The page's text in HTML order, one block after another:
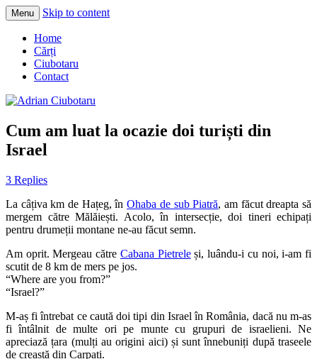
Adrian Ciubotaru
Menu Skip to content
Home
Cărți
Ciubotaru
Contact
Cum am luat la ocazie doi turiști din
Israel
3 Replies
La câțiva km de Hațeg, înOhaba de sub Piatră, am făcut dreapta să
mergem către Mălăiești. Acolo, în intersecție, doi tineri echipați
pentru drumeții montane ne-au făcut semn.
Am oprit. Mergeau către Cabana Pietreleși, luându-i cu noi, i-am fi
scutit de 8 km de mers pe jos.
“Where are you from?”
“Israel?”
M-aș fi întrebat ce caută doi tipi din Israel în România, dacă nu m-as
fi întâlnit de multe ori pe munte cu grupuri de israelieni. Ne
apreciază țara (mulți au origini aici) și sunt înnebuniți după traseele
de creastă din Carpați.